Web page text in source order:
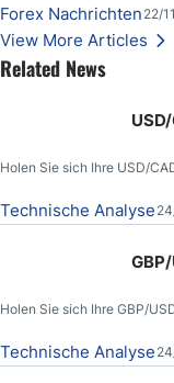
dass die US-
erreichten.
Forex Nachrichten 22/
View More Articles
Related News
Holen Sie sich Ihre USD/
Technische Analyse
Holen Sie sich Ihre GBP/
Technische Analyse